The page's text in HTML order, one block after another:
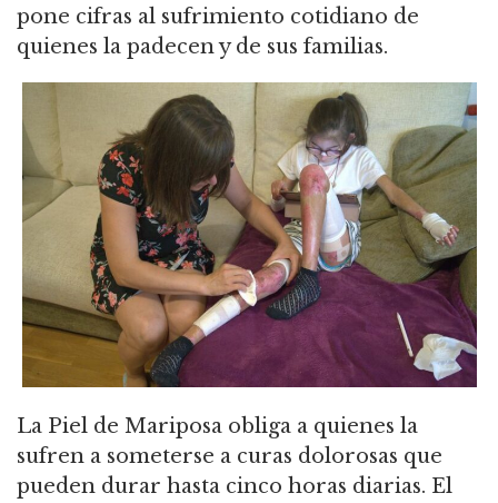
pone cifras al sufrimiento cotidiano de
quienes la padecen y de sus familias.
La Piel de Mariposa obliga a quienes la
sufren a someterse a curas dolorosas que
pueden durar hasta cinco horas diarias. El